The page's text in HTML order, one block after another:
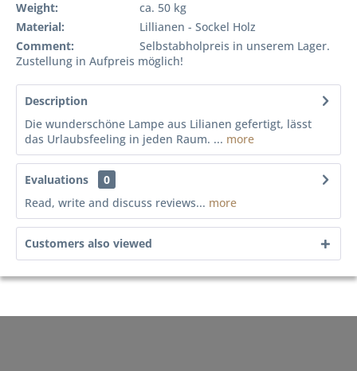
Weight:
ca. 50 kg
Material:
Lillianen - Sockel Holz
Comment:
Selbstabholpreis in unserem Lager.
Zustellung in Aufpreis möglich!
Description
Die wunderschöne Lampe aus Lilianen gefertigt, lässt
das Urlaubsfeeling in jeden Raum. ... more
Evaluations
0
Read, write and discuss reviews... more
Customers also viewed